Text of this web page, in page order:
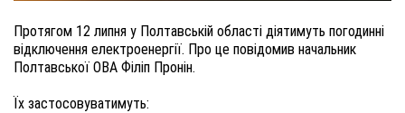
Протягом 12 липня у Полтавській області діятимуть погодинні
відключення електроенергії. Про це повідомив начальник
Полтавської ОВА Філіп Пронін.
Їх застосовуватимуть: